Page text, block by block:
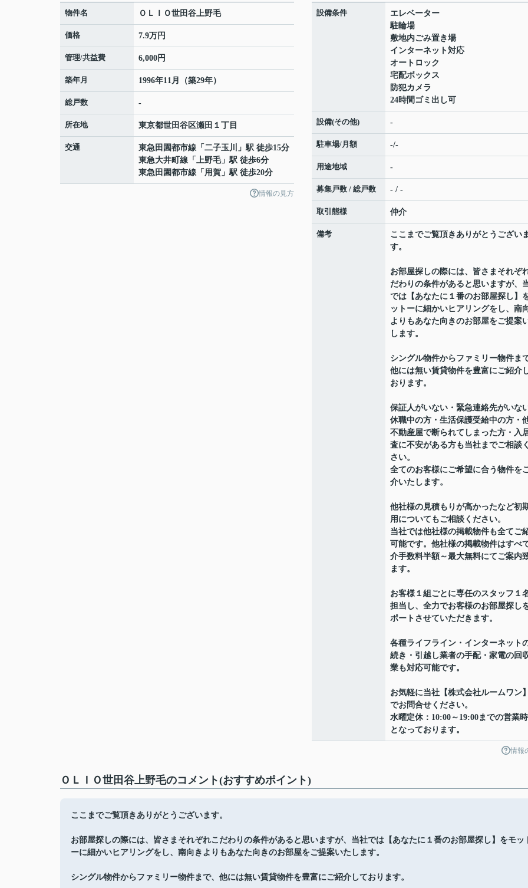
物件名 ＯＬＩＯ世田谷上野毛
価格 7.9万円
管理/共益費 6,000円
築年月 1996年11月（築29年）
総戸数 -
所在地 東京都世田谷区瀬田 １丁目
交通 東急田園都市線 「 二子玉川
」駅 徒歩15分
東急大井町線 「 上野毛」駅 徒歩6分
東急田園都市線 「 用賀 」駅 徒歩20分
情報の見方
設備条件
エレベーター
駐輪場
敷地内ごみ置き場
インターネット対応
オートロック
宅配ボックス
防犯カメラ
24時間ゴミ出し可
設備(その他) -
駐車場/月額 -/-
用途地域 -
募集戸数 / 総戸数 - / -
取引態様 仲介
備考
ここまでご覧頂きありがとうござい
す。
お部屋探しの際には、皆さまそれぞ
だわりの条件があると思いますが、
では【あなたに１番のお部屋探し】
ットーに細かいヒアリングをし、南
よりもあなた向きのお部屋をご提案
します。
シングル物件からファミリー物件ま
他には無い賃貸物件を豊富にご紹介
おります。
保証人がいない・緊急連絡先がいな
休職中の方・生活保護受給中の方・
不動産屋で断られてしまった方・入
査に不安がある方も当社までご相談
さい。
全てのお客様にご希望に合う物件を
介いたします。
他社様の見積もりが高かったなど初
用についてもご相談ください。
当社では他社様の掲載物件も全てご
可能です。他社様の掲載物件はすべ
介手数料半額～最大無料にてご案内
ます。
お客様１組ごとに専任のスタッフ１
担当し、全力でお客様のお部屋探し
ポートさせていただきます。
各種ライフライン・インターネット
続き・引越し業者の手配・家電の回
業も対応可能です。
お気軽に当社【株式会社ルームワン
でお問合せください。
水曜定休：10:00～19:00までの営業
となっております。
情報
ＯＬＩＯ世田谷上野毛のコメント(おすすめポイント)
ここまでご覧頂きありがとうございます。
お部屋探しの際には、皆さまそれぞれこだわりの条件があると思いますが、当社では【あなたに１番のお部屋探し】をモッ
ーに細かいヒアリングをし、南向きよりもあなた向きのお部屋をご提案いたします。
シングル物件からファミリー物件まで、他には無い賃貸物件を豊富にご紹介しております。